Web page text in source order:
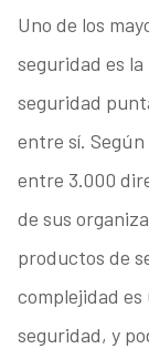
Uno de los
seguridad es
seguridad
entre sí.
entre 3.000
de sus
productos de
complejidad
seguridad, y